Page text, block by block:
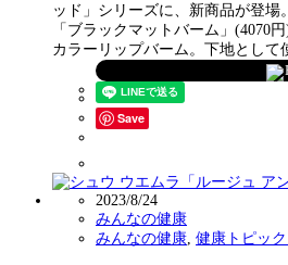
ッド」シリーズに、新商品が登
「ブラックマットバーム」(4070
カラーリップバーム。下地として
Save
2023/8/24
みんなの健康
みんなの健康 健康トピック